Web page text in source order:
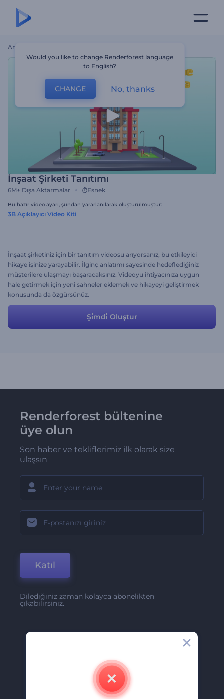
Ana Sayfa
İnşaat Şirketi Tanıtımı
6M+ Dışa Aktarmalar Esnek
Bu hazır video ayarı, şundan yararlanılarak oluşturulmuştur:
3B Açıklayıcı Video Kiti
İnşaat şirketiniz için bir tanıtım videosu arıyorsanız, bu etkileyici
hikaye işinize yarayabilir. İlginç anlatımı sayesinde hedeflediğiniz
müşterilere ulaşmayı başaracaksınız. Videoyu ihtiyacınıza uygun
hale getirmek için yeni sahneler eklemek ve hikayeyi geliştirmek
konusunda da özgürsünüz.
Şi̇mdi̇ Oluştur
Renderforest bültenine
üye olun
Son haber ve tekliflerimiz ilk olarak size
ulaşsın
Katıl
Dilediğiniz zaman kolayca abonelikten
çıkabilirsiniz.
İletişim
Kariyer
Would you like to change Renderforest language
to English?
CHANGE No, thanks